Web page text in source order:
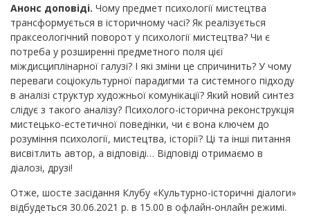
Анонс доповіді. Чому предмет психології мистецтва
трансформується в історичному часі? Як реалізується
праксеологічний поворот у психології мистецтва? Чи є
потреба у розширенні предметного поля цієї
міждисциплінарної галузі? І які зміни це спричинить? У чому
переваги соціокультурної парадигми та системного підходу
в аналізі структур художньої комунікації? Який новий синтез
слідує з такого аналізу? Психолого-історична реконструкція
мистецько-естетичної поведінки, чи є вона ключем до
розуміння психології, мистецтва, історії? Ці та інші питання
висвітлить автор, а відповіді… Відповіді отримаємо в
діалозі, друзі!
Отже, шосте засідання Клубу «Культурно-історичні діалоги»
відбудеться 30.06.2021 р. в 15.00 в офлайн-онлайн режимі.